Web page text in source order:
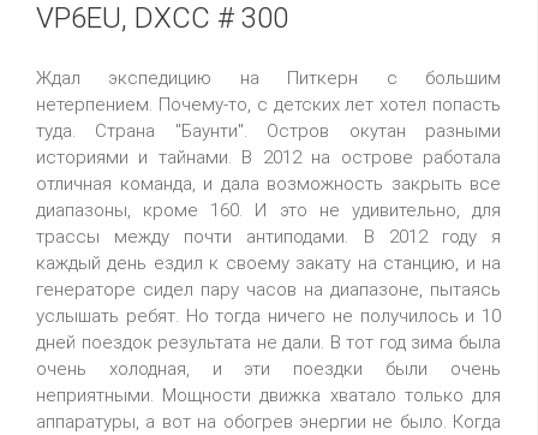
VP6EU, DXCC # 300
Ждал экспедицию на Питкерн с большим
нетерпением. Почему-то, с детских лет хотел попасть
туда. Страна "Баунти". Остров окутан разными
историями и тайнами. В 2012 на острове работала
отличная команда, и дала возможность закрыть все
диапазоны, кроме 160. И это не удивительно, для
трассы между почти антиподами. В 2012 году я
каждый день ездил к своему закату на станцию, и на
генераторе сидел пару часов на диапазоне, пытаясь
услышать ребят. Но тогда ничего не получилось и 10
дней поездок результата не дали. В тот год зима была
очень холодная, и эти поездки были очень
неприятными. Мощности движка хватало только для
аппаратуры, а вот на обогрев энергии не было. Когда